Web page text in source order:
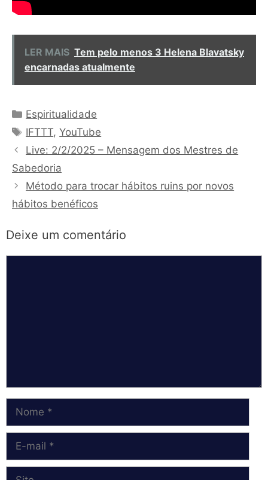
LER MAIS Tem pelo menos 3 Helena Blavatsky
encarnadas atualmente
Categorias
Espiritualidade
Tags
IFTTT,YouTube
Live: 2/2/2025 – Mensagem dos Mestres de
Sabedoria
Método para trocar hábitos ruins por novos
hábitos benéficos
Deixe um comentário
Nome
Site